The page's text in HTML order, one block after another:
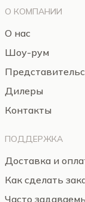
О КОМПАНИИ
О нас
Шоу-рум
Дилеры
Контакты
ПОДДЕРЖКА
Доставка и
Как сделать
Часто